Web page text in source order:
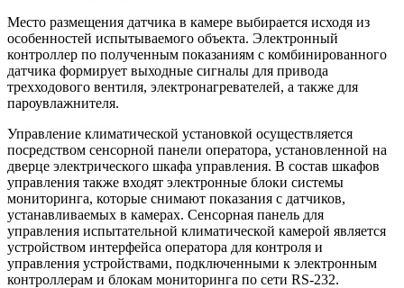
Место размещения датчика в камере выбирается исходя из
особенностей испытываемого объекта. Электронный
контроллер по полученным показаниям с комбинированного
датчика формирует выходные сигналы для привода
трехходового вентиля, электронагревателей, а также для
пароувлажнителя.
Управление климатической установкой осуществляется
посредством сенсорной панели оператора, установленной на
дверце электрического шкафа управления. В состав шкафов
управления также входят электронные блоки системы
мониторинга, которые снимают показания с датчиков,
устанавливаемых в камерах. Сенсорная панель для
управления испытательной климатической камерой является
устройством интерфейса оператора для контроля и
управления устройствами, подключенными к электронным
контроллерам и блокам мониторинга по сети RS-232.